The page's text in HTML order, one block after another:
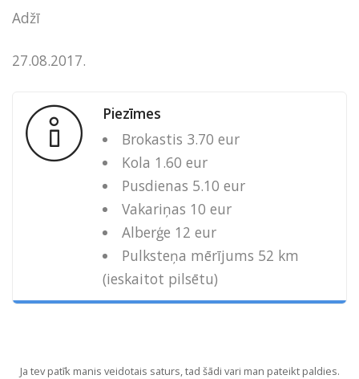
Adžī
27.08.2017.
Piezīmes
Brokastis 3.70 eur
Kola 1.60 eur
Pusdienas 5.10 eur
Vakariņas 10 eur
Alberģe 12 eur
Pulksteņa mērījums 52 km
(ieskaitot pilsētu)
Ja tev patīk manis veidotais saturs, tad šādi vari man pateikt paldies.